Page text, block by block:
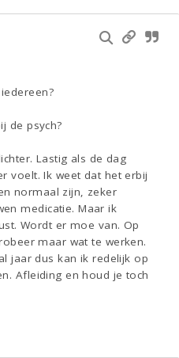
de psych?
Lastig als de dag
voelt. Ik weet dat het erbij
normaal zijn, zeker
medicatie. Maar ik
Wordt er moe van. Op
maar wat te werken.
jaar dus kan ik redelijk op
Afleiding en houd je toch